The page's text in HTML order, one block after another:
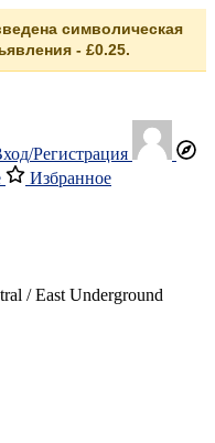
символическая
- £0.25.
Регистрация
Избранное
/ East Underground